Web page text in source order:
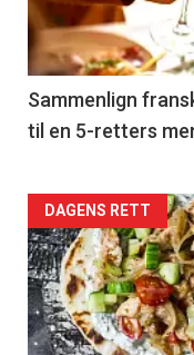
nå
-
5
Sammenlign
til en 5-retters
Forsiden
akkurat
nå
DAGENS RETT